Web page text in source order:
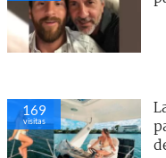
169
visitas